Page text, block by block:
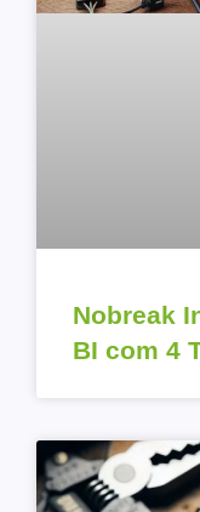
Nobreak
BI com 4